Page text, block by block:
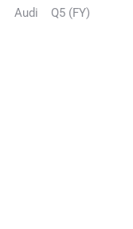
Audi Q5 (FY)